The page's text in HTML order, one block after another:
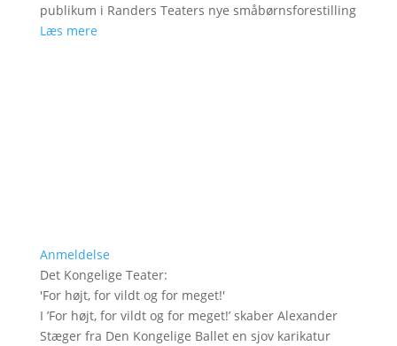
publikum i Randers Teaters nye småbørnsforestilling
Læs mere
Anmeldelse
Det Kongelige Teater:
'For højt, for vildt og for meget!'
I ’For højt, for vildt og for meget!’ skaber Alexander
Stæger fra Den Kongelige Ballet en sjov karikatur